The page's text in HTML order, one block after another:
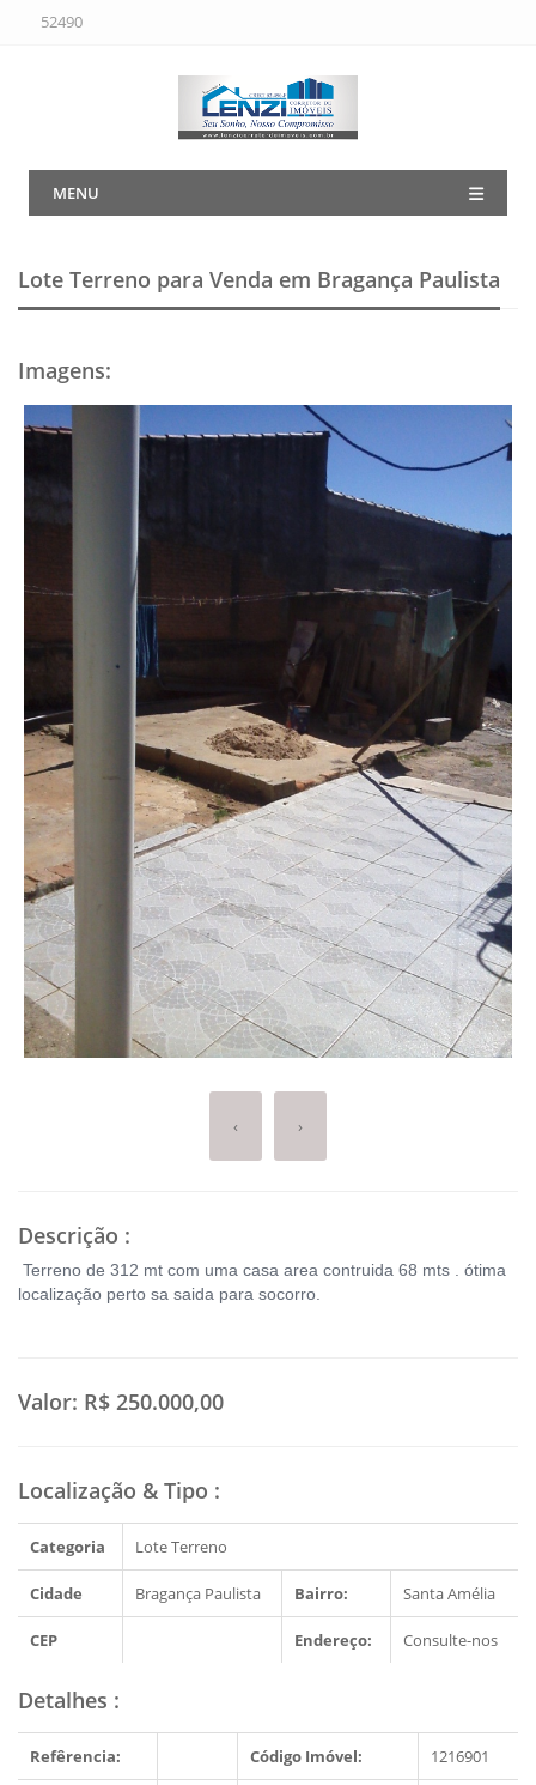
52490
MENU
Lote Terreno para Venda em Bragança Paulista
Imagens:
‹ ›
Descrição :
Terreno de 312 mt com uma casa area contruida 68 mts . ótima
localização perto sa saida para socorro.
Valor: R$ 250.000,00
Localização & Tipo :
Categoria Lote Terreno
Cidade Bragança Paulista Bairro: Santa Amélia
CEP Endereço: Consulte-nos
Detalhes :
Refêrencia: Código Imóvel: 1216901